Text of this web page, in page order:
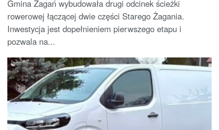
Gmina Żagań wybudowała drugi odcinek ścieżki
rowerowej łączącej dwie części Starego Żagania.
Inwestycja jest dopełnieniem pierwszego etapu i
pozwala na...